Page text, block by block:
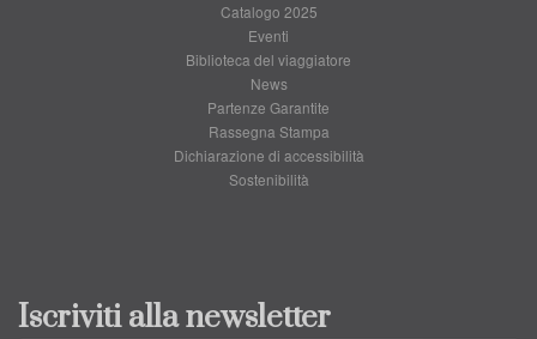
Catalogo 2025
Eventi
Biblioteca del viaggiatore
News
Partenze Garantite
Rassegna Stampa
Dichiarazione di accessibilità
Sostenibilità
Iscriviti alla newsletter